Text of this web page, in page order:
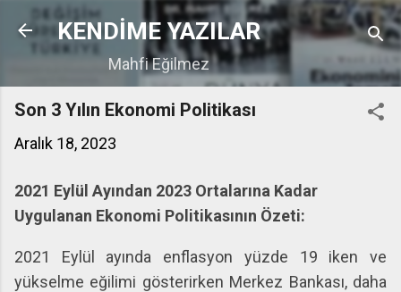
Ana içeriğe atla
KENDİME YAZILAR
Mahfi Eğilmez
Son 3 Yılın Ekonomi Politikası
Aralık 18, 2023
2021 Eylül Ayından 2023 Ortalarına Kadar
Uygulanan Ekonomi Politikasının Özeti:
2021 Eylül ayında enflasyon yüzde 19 iken ve
yükselme eğilimi gösterirken Merkez Bankası, daha